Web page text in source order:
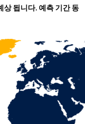
상 됩니다. 예측 기간 동